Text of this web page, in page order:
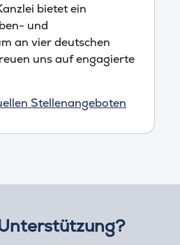
bietet ein
und
an vier deutschen
uns auf engagierte
Stellenangeboten